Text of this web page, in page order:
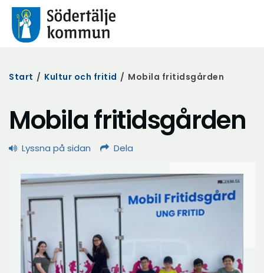
Start / Kultur och fritid / Mobila fritidsgården
Mobila fritidsgården
Lyssna på sidan Dela